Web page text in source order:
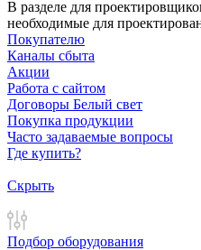
В разделе для
необходимые для
Покупателю
Каналы сбыта
Акции
Работа с сайтом
Договоры Белый свет
Покупка продукции
Часто задаваемые вопросы
Где купить?
Скрыть
Подбор оборудования